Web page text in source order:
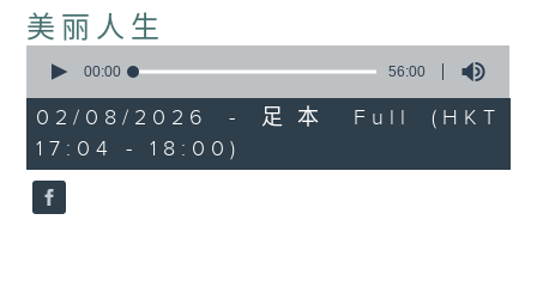
美丽人生
seconds
56
minutes,
0
seconds
00:00 56:00
02/08/2026 - 足本 Full (HKT
17:04 - 18:00)